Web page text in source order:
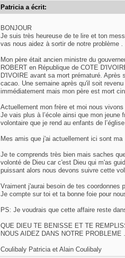
Patricia a écrit:
BONJOUR
Je suis très heureuse de te lire et ton
vas nous aidez à sortir de notre problème .
Mon père était ancien ministre du
ROBERT en République de COTE
D'IVOIRE avant sa mort prématuré. Après
cacao. Une semaine après qu'il soit
immédiatement mais mon père est mort
Actuellement mon frère et moi nous
Je vais plus à l’école ainsi que mon
volontaire que je rend au enfants de
Mes amis que j'ai actuellement ici sont
Je te comprends très bien mais saches
volonté de Dieu car c'est Dieu qui m'as
puissant alors nous devons suivre cette
Vraiment j'aurai besoin de tes coordonnes
Je compte sur toi et ta bonne foie pour
PS: Je voudrais que cette affaire reste
QUE DIEU TE BENISSE ET TE
NOUS AIDEZ DANS NOTRE PROBLEME
Coulibaly Patricia et Alain Coulibaly